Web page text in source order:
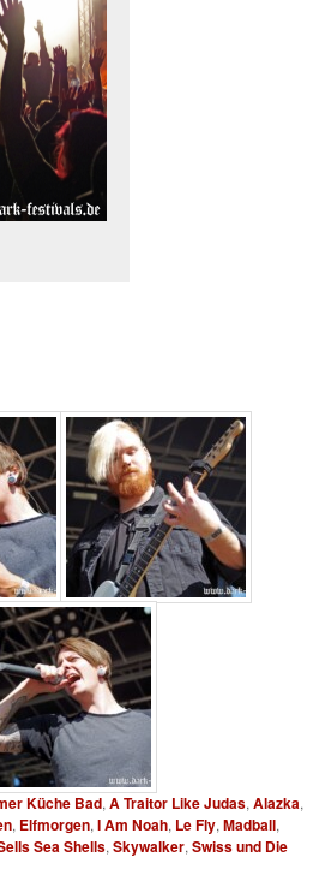
Küche Bad,A Traitor Like Judas,Alazka,
, Elfmorgen,I Am Noah, Le Fly,Madball,
Sea Shells,Skywalker,Swiss und Die